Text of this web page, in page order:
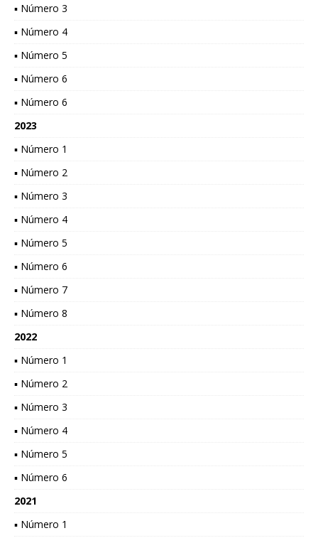
▪ Número 3
▪ Número 4
▪ Número 5
▪ Número 6
▪ Número 6
2023
▪ Número 1
▪ Número 2
▪ Número 3
▪ Número 4
▪ Número 5
▪ Número 6
▪ Número 7
▪ Número 8
2022
▪ Número 1
▪ Número 2
▪ Número 3
▪ Número 4
▪ Número 5
▪ Número 6
2021
▪ Número 1